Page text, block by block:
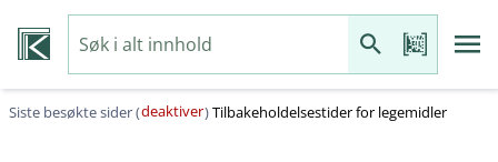
Siste besøkte sider (deaktiver)Tilbakeholdelsestider for legemidler